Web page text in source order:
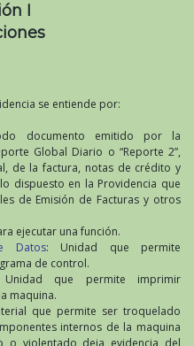
I
se entiende por:
documento emitido por la
Global Diario o “Reporte 2”,
de la factura, notas de crédito y
dispuesto en la Providencia que
de Emisión de Facturas y otros
ejecutar una función.
Datos: Unidad que permite
de control.
que permite imprimir
maquina.
que permite ser troquelado
internos de la maquina
o violentado deja evidencia del